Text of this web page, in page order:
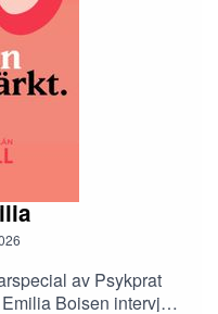
av Psykprat
Boisen intervjuar